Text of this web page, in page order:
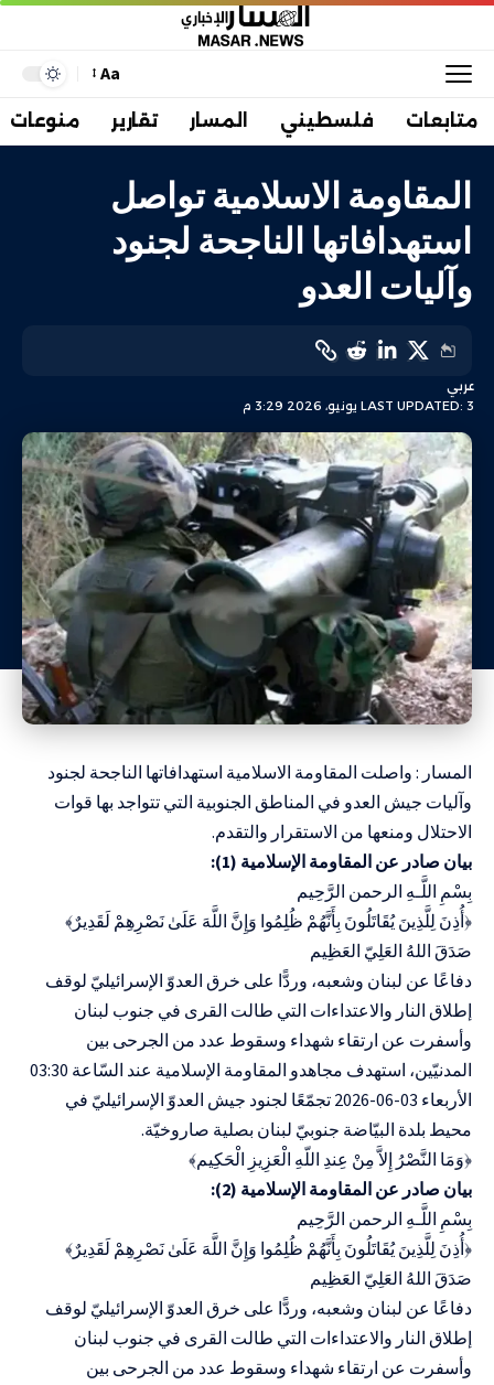
Aa
متابعات فلسطيني المسار تقارير منوعات
المقاومة الاسلامية تواصل
استهدافاتها الناجحة لجنود
وآليات العدو
LAST UPDATED: 3 يونيو، 2026 3:29 م
عربي
المسار : واصلت المقاومة الاسلامية استهدافاتها الناجحة لجنود
وآليات جيش العدو في المناطق الجنوبية التي تتواجد بها قوات
الاحتلال ومنعها من الاستقرار والتقدم.
بيان صادر عن المقاومة الإسلامية (1):
بِسْمِ اللَّـهِ الرحمن الرَّحِيم
‏﴿أُذِنَ لِلَّذِينَ يُقَاتَلُونَ بِأَنَّهُمْ ظُلِمُوا وَإِنَّ اللَّهَ عَلَىٰ نَصْرِهِمْ لَقَدِيرٌ﴾‏
صَدَقَ اللهُ العَلِيّ العَظِيم
دفاعًا عن لبنان وشعبه، وردًّا على خرق العدوّ الإسرائيليّ لوقف
إطلاق النار والاعتداءات التي طالت القرى في جنوب لبنان
وأسفرت عن ارتقاء شهداء وسقوط عدد من الجرحى بين
المدنيّين، استهدف مجاهدو المقاومة الإسلامية عند السّاعة 03:30
الأربعاء 03-06-2026‏ تجمّعًا لجنود جيش العدوّ الإسرائيليّ في
محيط بلدة البيّاضة جنوبيّ لبنان بصلية صاروخيّة.
﴿وَمَا النَّصْرُ إِلاَّ مِنْ عِندِ اللّهِ الْعَزِيزِ الْحَكِيم﴾‏
بيان صادر عن المقاومة الإسلامية (2):
بِسْمِ اللَّـهِ الرحمن الرَّحِيم
‏﴿أُذِنَ لِلَّذِينَ يُقَاتَلُونَ بِأَنَّهُمْ ظُلِمُوا وَإِنَّ اللَّهَ عَلَىٰ نَصْرِهِمْ لَقَدِيرٌ﴾‏
صَدَقَ اللهُ العَلِيّ العَظِيم
دفاعًا عن لبنان وشعبه، وردًّا على خرق العدوّ الإسرائيليّ لوقف
إطلاق النار والاعتداءات التي طالت القرى في جنوب لبنان
وأسفرت عن ارتقاء شهداء وسقوط عدد من الجرحى بين